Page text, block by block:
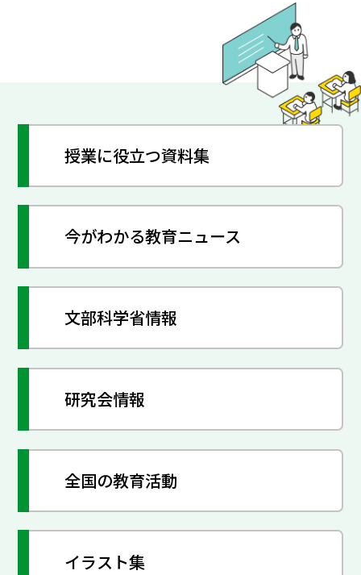
授業に役立つ資料集
今がわかる教育ニュース
文部科学省情報
研究会情報
全国の教育活動
イラスト集